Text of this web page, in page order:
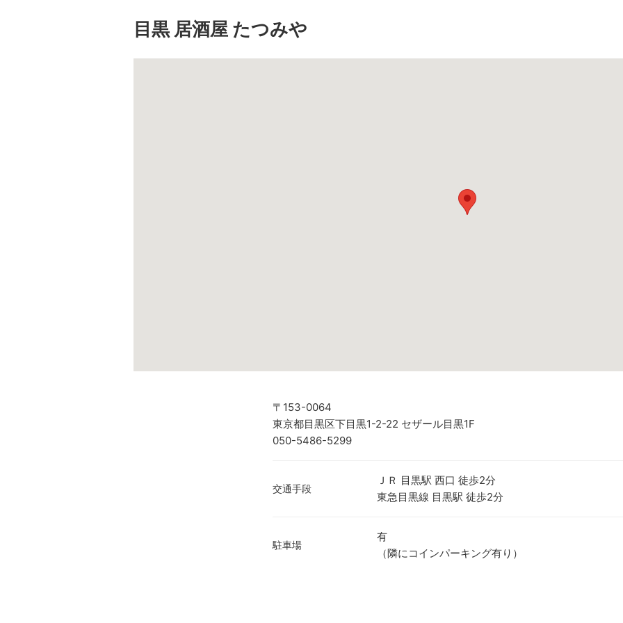
目黒 居酒屋 たつみや
〒153-0064
東京都目黒区下目黒1-2-22 セザール目黒1F
050-5486-5299
交通手段
ＪＲ 目黒駅 西口 徒歩2分
東急目黒線 目黒駅 徒歩2分
駐車場
有
（隣にコインパーキング有り）